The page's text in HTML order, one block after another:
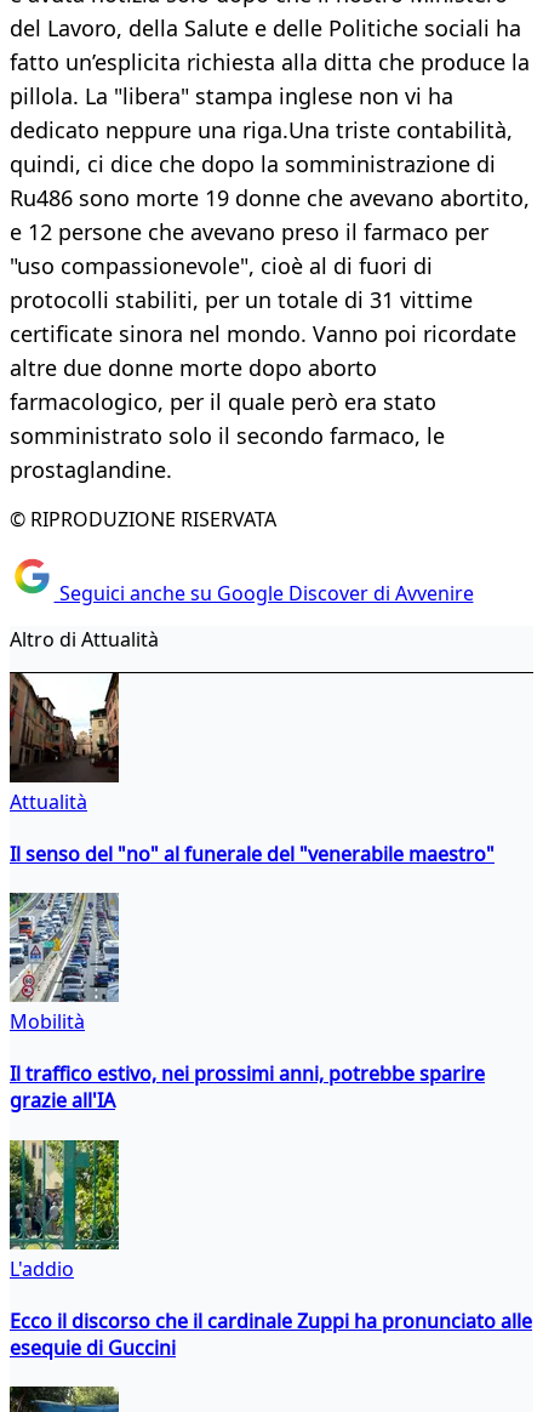
del Lavoro, della Salute e delle Politiche sociali ha
fatto un’esplicita richiesta alla ditta che produce la
pillola. La "libera" stampa inglese non vi ha
dedicato neppure una riga.Una triste contabilità,
quindi, ci dice che dopo la somministrazione di
Ru486 sono morte 19 donne che avevano abortito,
e 12 persone che avevano preso il farmaco per
"uso compassionevole", cioè al di fuori di
protocolli stabiliti, per un totale di 31 vittime
certificate sinora nel mondo. Vanno poi ricordate
altre due donne morte dopo aborto
farmacologico, per il quale però era stato
somministrato solo il secondo farmaco, le
prostaglandine.
© RIPRODUZIONE RISERVATA
Seguici anche su Google Discover di Avvenire
Altro di Attualità
Attualità
Il senso del "no" al funerale del "venerabile maestro"
Mobilità
Il traffico estivo, nei prossimi anni, potrebbe sparire
grazie all'IA
L'addio
Ecco il discorso che il cardinale Zuppi ha pronunciato alle
esequie di Guccini